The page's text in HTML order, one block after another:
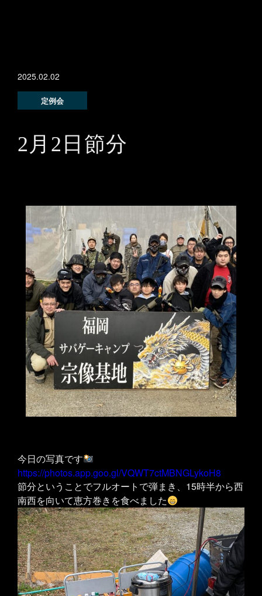
2025.02.02
定例会
2月2日節分
今日の写真です
https://photos.app.goo.gl/VQWT7ctMBNGLykoH8
節分ということでフルオートで弾まき、15時半から西
南西を向いて恵方巻きを食べました